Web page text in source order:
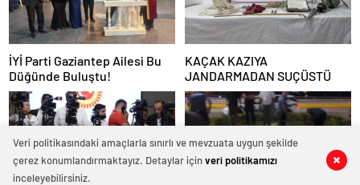
0 0
0 0
İYİ Parti Gaziantep Ailesi Bu
Düğünde Buluştu!
KAÇAK KAZIYA
JANDARMADAN SUÇÜSTÜ
Veri politikasındaki amaçlarla sınırlı ve mevzuata uygun şekilde
çerez konumlandırmaktayız. Detaylar içinveri politikamızı
inceleyebilirsiniz.